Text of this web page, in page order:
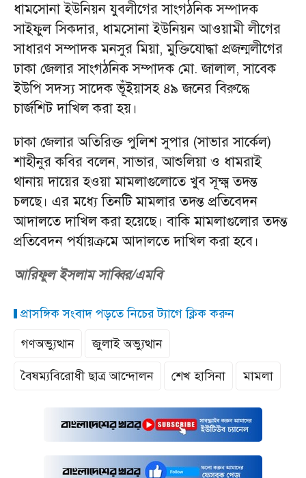
ধামসোনা ইউনিয়ন যুবলীগের সাংগঠনিক সম্পাদক
সাইফুল সিকদার, ধামসোনা ইউনিয়ন আওয়ামী লীগের
সাধারণ সম্পাদক মনসুর মিয়া, মুক্তিযোদ্ধা প্রজন্মলীগের
ঢাকা জেলার সাংগঠনিক সম্পাদক মো. জালাল, সাবেক
ইউপি সদস্য সাদেক ভূঁইয়াসহ ৪৯ জনের বিরুদ্ধে
চার্জশিট দাখিল করা হয়।
ঢাকা জেলার অতিরিক্ত পুলিশ সুপার (সাভার সার্কেল)
শাহীনুর কবির বলেন, সাভার, আশুলিয়া ও ধামরাই
থানায় দায়ের হওয়া মামলাগুলোতে খুব সূক্ষ্ম তদন্ত
চলছে। এর মধ্যে তিনটি মামলার তদন্ত প্রতিবেদন
আদালতে দাখিল করা হয়েছে। বাকি মামলাগুলোর তদন্ত
প্রতিবেদন পর্যায়ক্রমে আদালতে দাখিল করা হবে।
আরিফুল ইসলাম সাব্বির/এমবি
প্রাসঙ্গিক সংবাদ পড়তে নিচের ট্যাগে ক্লিক করুন
গণঅভ্যুত্থান
জুলাই অভ্যুত্থান
বৈষম্যবিরোধী ছাত্র আন্দোলন শেখ হাসিনা মামলা